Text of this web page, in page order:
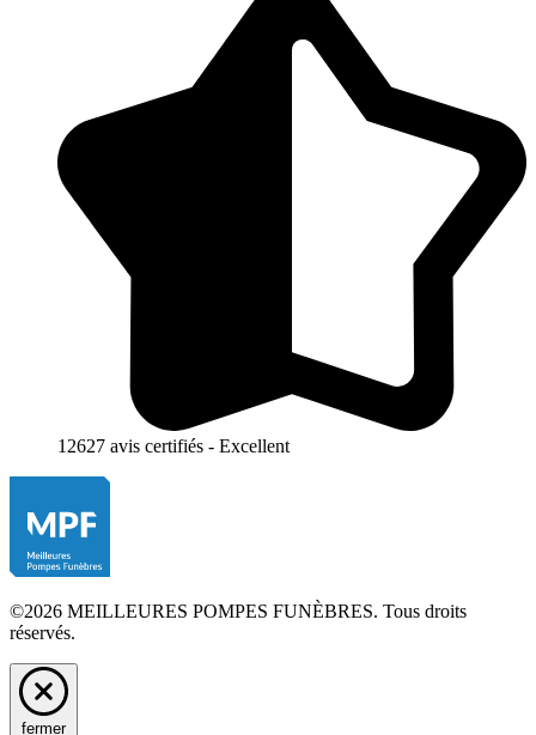
12627 avis certifiés - Excellent
©2026 MEILLEURES POMPES FUNÈBRES. Tous droits
réservés.
fermer